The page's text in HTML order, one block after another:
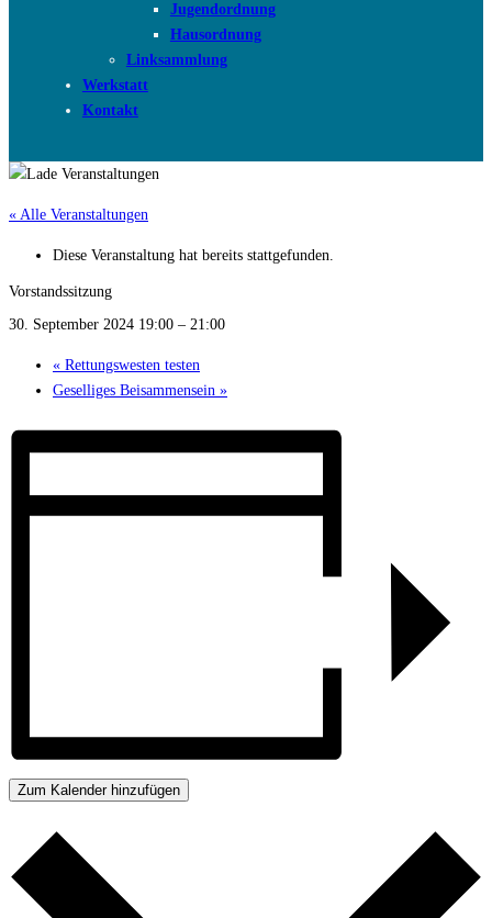
Jugendordnung
Hausordnung
Linksammlung
Werkstatt
Kontakt
« Alle Veranstaltungen
Diese Veranstaltung hat bereits stattgefunden.
Vorstandssitzung
30. September 2024 19:00 – 21:00
« Rettungswesten testen
Geselliges Beisammensein »
Zum Kalender hinzufügen